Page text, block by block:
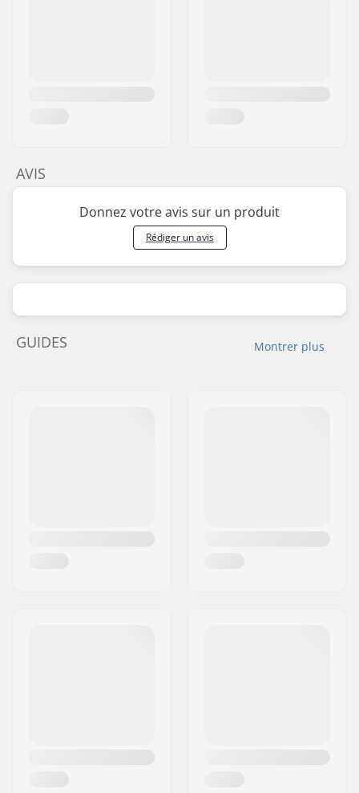
AVIS
Donnez votre avis sur un produit
Rédiger un avis
Montrer plus
GUIDES